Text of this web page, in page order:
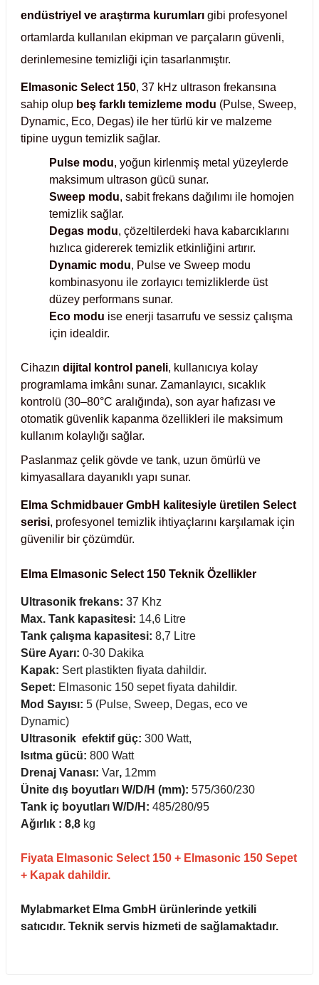
Kabinleri
Buz Yapma Makineleri
Bulaşık Yıkama Makineleri
Öğütücü ve Mikserler
Küvetleri
endüstriyel ve araştırma kurumları gibi profesyonel
ortamlarda kullanılan ekipman ve parçaların güvenli,
derinlemesine temizliği için tasarlanmıştır.
Elmasonic Select 150, 37 kHz ultrason frekansına
sahip olup beş farklı temizleme modu (Pulse, Sweep,
Dynamic, Eco, Degas) ile her türlü kir ve malzeme
tipine uygun temizlik sağlar.
Pulse modu, yoğun kirlenmiş metal yüzeylerde
maksimum ultrason gücü sunar.
Sweep modu, sabit frekans dağılımı ile homojen
temizlik sağlar.
Degas modu, çözeltilerdeki hava kabarcıklarını
hızlıca gidererek temizlik etkinliğini artırır.
Dynamic modu, Pulse ve Sweep modu
kombinasyonu ile zorlayıcı temizliklerde üst
düzey performans sunar.
Eco modu ise enerji tasarrufu ve sessiz çalışma
için idealdir.
Cihazın dijital kontrol paneli, kullanıcıya kolay
programlama imkânı sunar. Zamanlayıcı, sıcaklık
kontrolü (30–80°C aralığında), son ayar hafızası ve
otomatik güvenlik kapanma özellikleri ile maksimum
kullanım kolaylığı sağlar.
Paslanmaz çelik gövde ve tank, uzun ömürlü ve
kimyasallara dayanıklı yapı sunar.
Elma Schmidbauer GmbH kalitesiyle üretilen Select
serisi, profesyonel temizlik ihtiyaçlarını karşılamak için
güvenilir bir çözümdür.
Elma Elmasonic Select 150 Teknik Özellikler
Ultrasonik frekans: 37 Khz
Max. Tank kapasitesi: 14,6 Litre
Tank çalışma kapasitesi: 8,7 Litre
Süre Ayarı: 0-30 Dakika
Kapak: Sert plastikten fiyata dahildir.
Sepet: Elmasonic 150 sepet fiyata dahildir.
Mod Sayısı: 5 (Pulse, Sweep, Degas, eco ve
Dynamic)
Ultrasonik efektif güç: 300 Watt,
Isıtma gücü: 800 Watt
Drenaj Vanası: Var, 12mm
Ünite dış boyutları W/D/H (mm): 575/360/230
Tank iç boyutları W/D/H: 485/280/95
Ağırlık : 8,8 kg
Fiyata Elmasonic Select 150 + Elmasonic 150 Sepet
+ Kapak dahildir.
Mylabmarket Elma GmbH ürünlerinde yetkili
satıcıdır. Teknik servis hizmeti de sağlamaktadır.